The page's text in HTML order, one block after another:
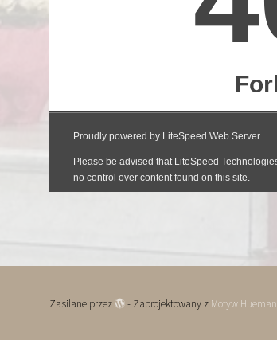
Zasilane przez - Zaprojektowany z Motyw Hueman